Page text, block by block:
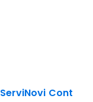
ServiNovi Cont